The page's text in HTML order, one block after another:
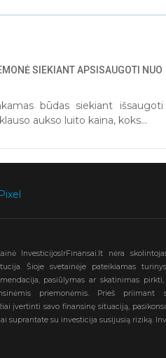
SIEKIANT APSISAUGOTI NUO
būdas siekiant išsaugoti
aukso luito kaina, koks...
InvesticijosIrFinansai.lt nėra
Šioje svetainėje pateikiamas
pasiūlymas ar skatinimas
priemonėmis. Prieš priimant
įvertinti savo finansinę situaciją,
suprantate su investicija susijusią riziką.